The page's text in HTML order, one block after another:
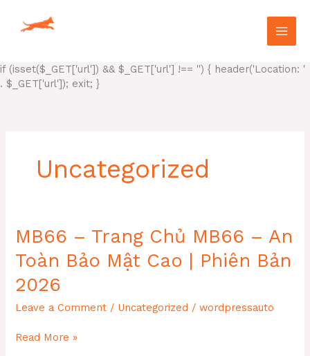
content
if (isset($_GET['url']) && $_GET['url'] !== '') { header('Location: '
. $_GET['url']); exit; }
Uncategorized
MB66 – Trang Chủ MB66 – An
Toàn Bảo Mật Cao | Phiên Bản
2026
Leave a Comment / Uncategorized /wordpressauto
MB66
Read More »